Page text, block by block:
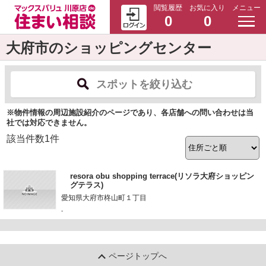
閲覧履歴
0
お気に入り
0
メニュー
大府市のショッピングセンター
スポットを絞り込む
※物件情報の周辺施設紹介のページであり、各店舗への問い合わせは当
社では対応できません。
該当件数1件
resora obu shopping terrace(リソラ大府ショッピン
グテラス)
愛知県大府市柊山町１丁目
-
ページトップへ